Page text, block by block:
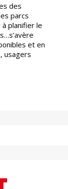
des
parcs
planifier le
et en
usagers